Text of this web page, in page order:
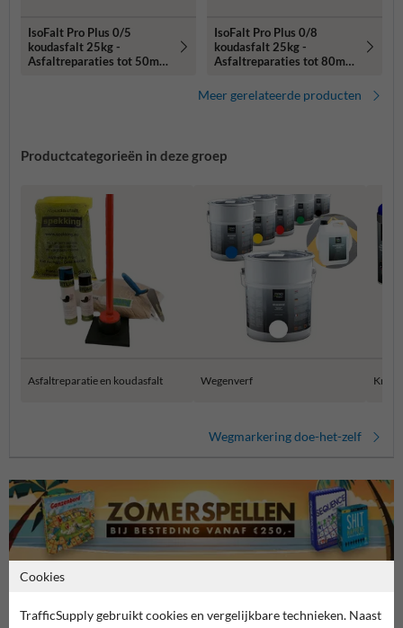
IsoFalt Pro Plus 0/5
koudasfalt 25kg -
Asfaltreparaties tot 50mm
IsoFalt Pro Plus 0/8
koudasfalt 25kg -
Asfaltreparaties tot 80mm
Meer gerelateerde producten
Productcategorieën in deze groep
Asfaltreparatie en koudasfalt Wegenverf
Wegmarkering doe-het-zelf
Stel je vraag aan Wegmarkering.nl
Cookies
TrafficSupply gebruikt cookies en vergelijkbare technieken. Naast